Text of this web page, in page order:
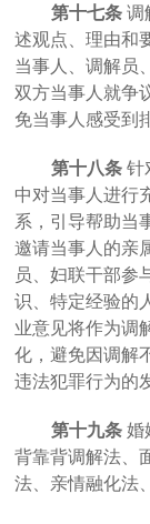
第十七条 调
述观点、理由和
当事人、调解员
双方当事人就争
免当事人感受到
第十八条 针
中对当事人进行
系，引导帮助当
邀请当事人的亲
员、妇联干部参
识、特定经验的
业意见将作为调
化，避免因调解
违法犯罪行为的
第十九条 婚
背靠背调解法、
法、亲情融化法